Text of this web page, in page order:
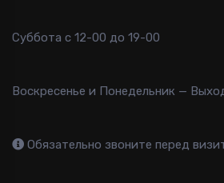
Суббота с 12-00 до 19-00
Воскресенье и Понедельник —
Обязательно звоните перед